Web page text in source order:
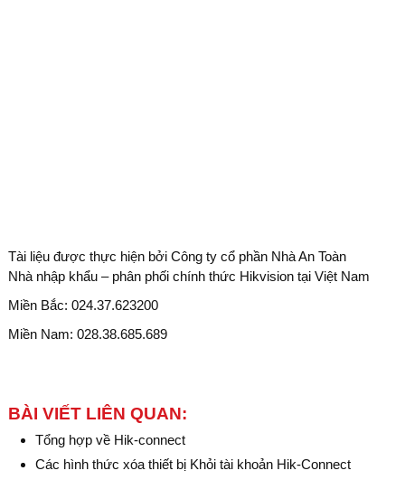
Tài liệu được thực hiện bởi Công ty cổ phần Nhà An Toàn
Nhà nhập khẩu – phân phối chính thức Hikvision tại Việt Nam
Miền Bắc: 024.37.623200
Miền Nam: 028.38.685.689
BÀI VIẾT LIÊN QUAN:
Tổng hợp về Hik-connect
Các hình thức xóa thiết bị Khỏi tài khoản Hik-Connect